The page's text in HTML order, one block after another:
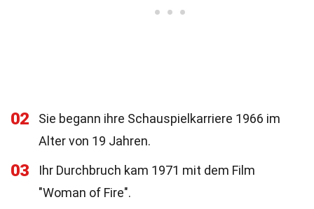
02
Sie begann ihre Schauspielkarriere 1966 im
Alter von 19 Jahren.
03
Ihr Durchbruch kam 1971 mit dem Film
"Woman of Fire".